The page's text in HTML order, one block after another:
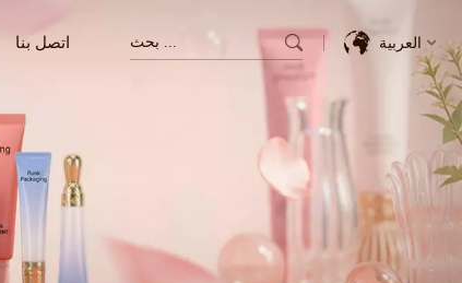
اتصل بنا العربية
English
Français